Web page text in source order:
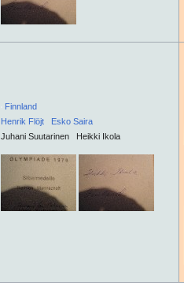
Finnland
Henrik Flöjt
Esko Saira
Juhani Suutarinen Heikki Ikola